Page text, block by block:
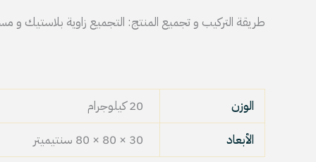
طريقة التركيب و تجميع المنتج: التجميع زاوية بلاستيك و
الوزن
20 كيلوجرام
الأبعاد
30 × 80 × 80 سنتيميتر